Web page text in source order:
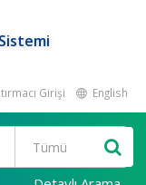
Girişi English